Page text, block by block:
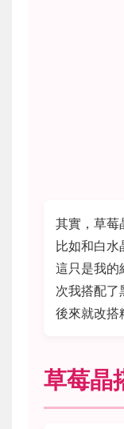
其實，草莓
比如和白水
這只是我的
次我搭配了
後來就改搭
草莓晶